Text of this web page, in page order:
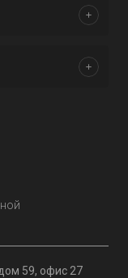
59, офис 27